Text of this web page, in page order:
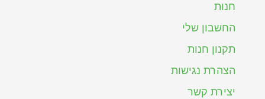
חנות
החשבון שלי
תקנון חנות
הצהרת נגישות
יצירת קשר